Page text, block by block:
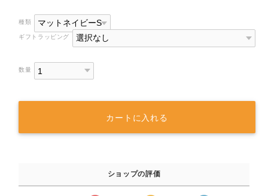
種類
ギフトラッピング
数量
カートに入れる
ショップの評価